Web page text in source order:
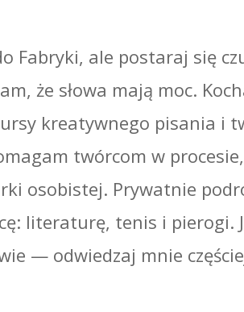
Fabryki, ale postaraj się
że słowa mają moc.
kreatywnego pisania i
twórcom w
osobistej. Prywatnie
literaturę, tenis i pierogi.
— odwiedzaj mnie